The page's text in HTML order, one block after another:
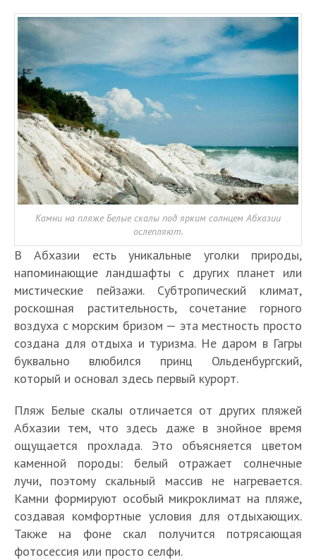
Камни на пляже Белые скалы под ярким солнцем Абхазии
ослепляют.
В Абхазии есть уникальные уголки природы,
напоминающие ландшафты с других планет или
мистические пейзажи. Субтропический климат,
роскошная растительность, сочетание горного
воздуха с морским бризом — эта местность просто
создана для отдыха и туризма. Не даром в Гагры
буквально влюбился принц Ольденбургский,
который и основал здесь первый курорт.
Пляж Белые скалы отличается от других пляжей
Абхазии тем, что здесь даже в знойное время
ощущается прохлада. Это объясняется цветом
каменной породы: белый отражает солнечные
лучи, поэтому скальный массив не нагревается.
Камни формируют особый микроклимат на пляже,
создавая комфортные условия для отдыхающих.
Также на фоне скал получится потрясающая
фотосессия или просто селфи.